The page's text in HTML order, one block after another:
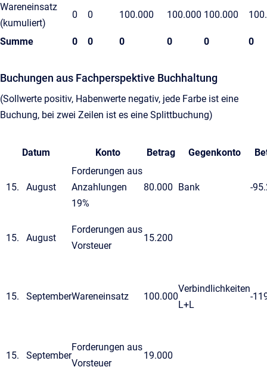
Wareneinsatz
(kumuliert)
0 0 100.000 100.000 100.000
Summe 0 0 0 0 0 0
Buchungen aus Fachperspektive Buchhaltung
(Sollwerte positiv, Habenwerte negativ, jede Farbe ist eine
Buchung, bei zwei Zeilen ist es eine Splittbuchung)
Datum Konto Betrag Gegenkonto
August
Forderungen aus
Anzahlungen
19%
80.000 Bank -
August
Forderungen aus
Vorsteuer
15.200
SeptemberWareneinsatz 100.000
Verbindlichkeiten
L+L
-
September
Forderungen aus
Vorsteuer
19.000